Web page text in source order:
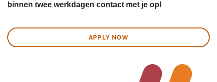
binnen twee werkdagen contact met je op!
APPLY NOW